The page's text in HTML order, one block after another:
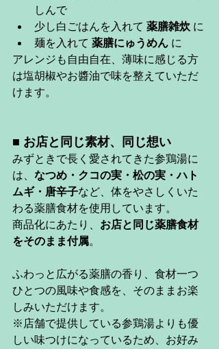
しんで
少し白ごはんを入れて 薬膳雑炊 に
麺を入れて 薬膳にゅうめん に
アレンジも自由自在、薄味に感じる方
は塩胡椒やお醬油で味を整えていただ
けます。
■ お店と同じ素材、同じ想い
みずときで長く愛されてきた参鶏湯に
は、 なつめ・クコの実・松の実・ハト
ムギ・唐辛子など、体をやさしくいた
わる薬膳食材を使用しています。
商品化にあたり、 お店と同じ薬膳食材
をそのまま付属。
ふわっと広がる薬膳の香り、食材一つ
ひとつの風味や食感を、そのままお楽
しみいただけます。
※店舗で提供している参鶏湯よりも優
しい味つけになっているため、お好み